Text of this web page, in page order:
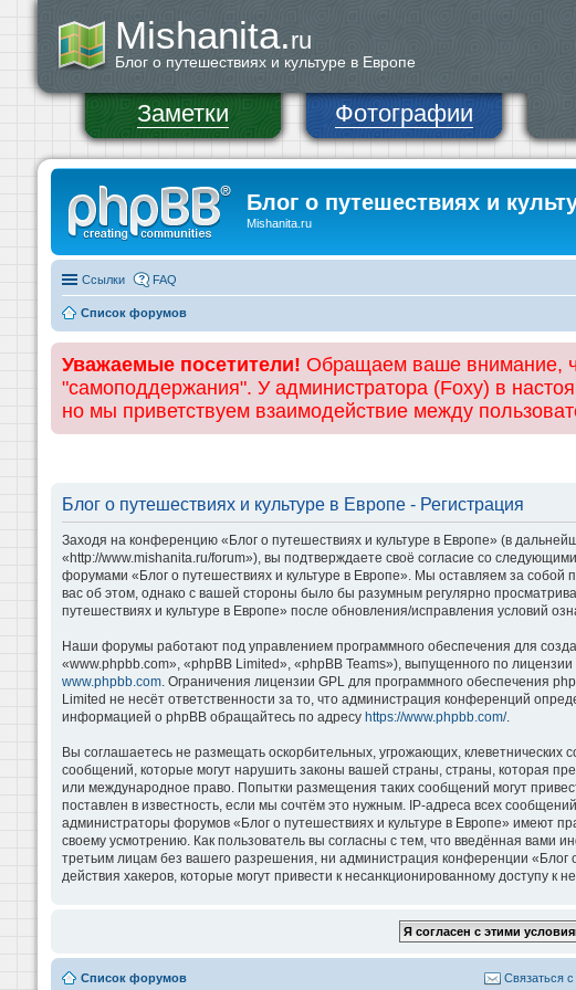
Mishanita.ru
Блог о путешествиях и культуре в Европе
Заметки Фотографии
Блог о путешествиях и
Mishanita.ru
Ссылки FAQ
Список форумов
Уважаемые посетители! Обращаем ваше внимание,
"самоподдержания". У администратора (Foxy) в
но мы приветствуем взаимодействие между
Блог о путешествиях и культуре в Европе - Регистрация
Заходя на конференцию «Блог о путешествиях и культуре в Европе» (в
«http://www.mishanita.ru/forum»), вы подтверждаете своё согласие со
форумами «Блог о путешествиях и культуре в Европе». Мы оставляем за
вас об этом, однако с вашей стороны было бы разумным регулярно
путешествиях и культуре в Европе» после обновления/исправления условий
Наши форумы работают под управлением программного обеспечения для
«www.phpbb.com», «phpBB Limited», «phpBB Teams»), выпущенного по лицензии
www.phpbb.com. Ограничения лицензии GPL для программного обеспечения
Limited не несёт ответственности за то, что администрация конференций
информацией о phpBB обращайтесь по адресу https://www.phpbb.com/.
Вы соглашаетесь не размещать оскорбительных, угрожающих,
сообщений, которые могут нарушить законы вашей страны, страны, которая
или международное право. Попытки размещения таких сообщений могут
поставлен в известность, если мы сочтём это нужным. IP-адреса всех
администраторы форумов «Блог о путешествиях и культуре в Европе» имеют
своему усмотрению. Как пользователь вы согласны с тем, что введённая
третьим лицам без вашего разрешения, ни администрация конференции «Блог
действия хакеров, которые могут привести к несанкционированному доступу к
Список форумов Связаться